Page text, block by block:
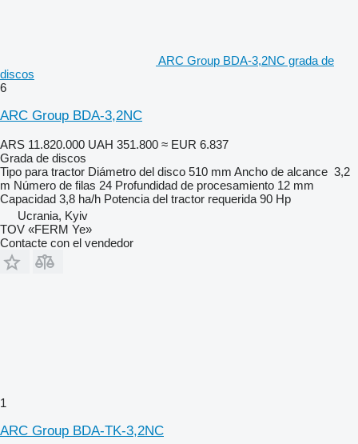
ARC Group BDA-3,2NC grada de
discos
6
ARC Group BDA-3,2NC
ARS 11.820.000 UAH 351.800 ≈ EUR 6.837
Grada de discos
Tipo para tractor Diámetro del disco 510 mm Ancho de alcance 3,2
m Número de filas 24 Profundidad de procesamiento 12 mm
Capacidad 3,8 ha/h Potencia del tractor requerida 90 Hp
Ucrania, Kyiv
TOV «FERM Ye»
Contacte con el vendedor
1
ARC Group BDA-TK-3,2NC